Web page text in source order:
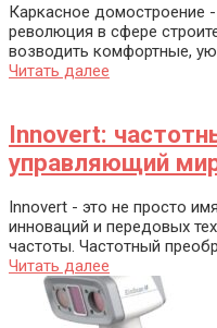
Каркасное домостроение -
революция в сфере
возводить комфортные,
Читать далее
Innovert:
управляющий
Innovert - это не просто
инноваций и передовых
частоты. Частотный
Читать далее